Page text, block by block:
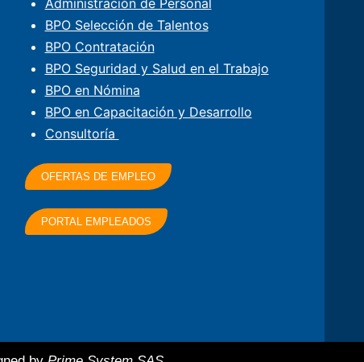
BPO Selección de Talentos
BPO Contratación
BPO Seguridad y Salud en el Trabajo
BPO en Nómina
BPO en Capacitación y Desarrollo
Consultoría
OFERTAS DE EMPLEO
PORTAL EMPLEADOS